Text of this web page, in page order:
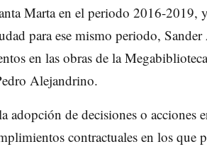
Marta en el periodo 2016-2019,
para ese mismo periodo,
en las obras de la
Alejandrino.
adopción de decisiones o
contractuales en los que